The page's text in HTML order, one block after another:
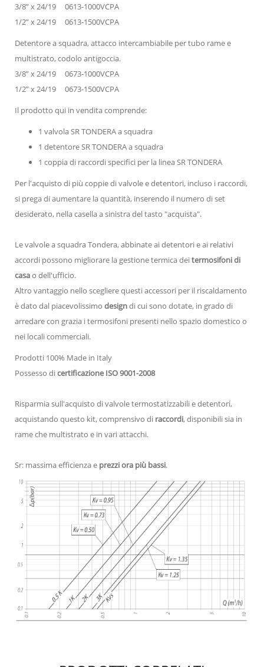
3/8” x 24/19 0613-1000VCPA
1/2” x 24/19 0613-1500VCPA
Detentore a squadra, attacco intercambiabile per tubo rame e
multistrato, codolo antigoccia.
3/8” x 24/19 0673-1000VCPA
1/2” x 24/19 0673-1500VCPA
Il prodotto qui in vendita comprende:
1 valvola SR TONDERA a squadra
1 detentore SR TONDERA a squadra
1 coppia di raccordi specifici per la linea SR TONDERA
Per l'acquisto di più coppie di valvole e detentori, incluso i raccordi,
si prega di aumentare la quantità, inserendo il numero di set
desiderato, nella casella a sinistra del tasto "acquista".
Le valvole a squadra Tondera, abbinate ai detentori e ai relativi
accordi possono migliorare la gestione termica deitermosifoni di
casao dell'ufficio.
Altro vantaggio nello scegliere questi accessori per il riscaldamento
è dato dal piacevolissimo designdi cui sono dotate, in grado di
arredare con grazia i termosifoni presenti nello spazio domestico o
nei locali commerciali.
Prodotti 100% Made in Italy
Possesso dicertificazione ISO 9001-2008
Risparmia sull'acquisto di valvole termostatizzabili e detentori,
acquistando questo kit, comprensivo di raccordi, disponibili sia in
rame che multistrato e in vari attacchi.
Sr: massima efficienza e prezzi ora più bassi.